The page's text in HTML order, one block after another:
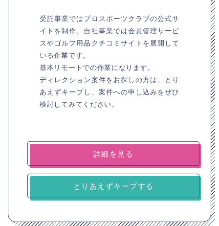
受託事業ではプロスポーツクラブの公式サ
イトを制作、自社事業では会員管理サービ
スやゴルフ用品クチコミサイトを展開して
いる企業です。
基本リモートでの作業になります。
ディレクション案件をお探しの方は、とり
あえずキープし、案件への申し込みをぜひ
検討してみてください。
詳細を見る
とりあえずキープする